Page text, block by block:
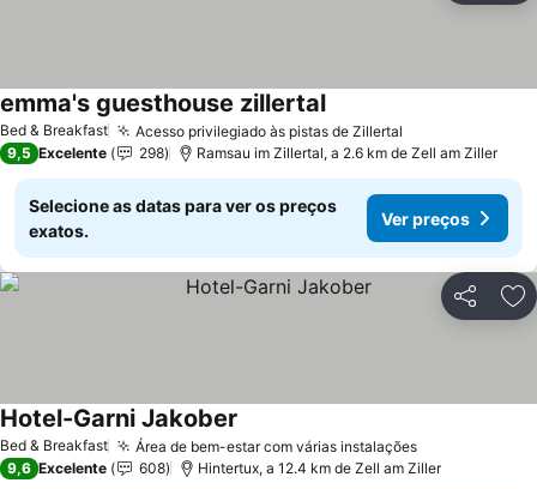
Bed & Breakfast Acesso privilegiado às pistas de Zillertal
emma's guesthouse zillertal
9,5 Excelente 298 Ramsau im Zillertal, a 2.6 km de Zell am Ziller
Selecione as datas para ver os preços
exatos.
Ver preços
Partilhar
Bed & Breakfast Área de bem-estar com várias instalações
Hotel-Garni Jakober
9,6 Excelente 608 Hintertux, a 12.4 km de Zell am Ziller